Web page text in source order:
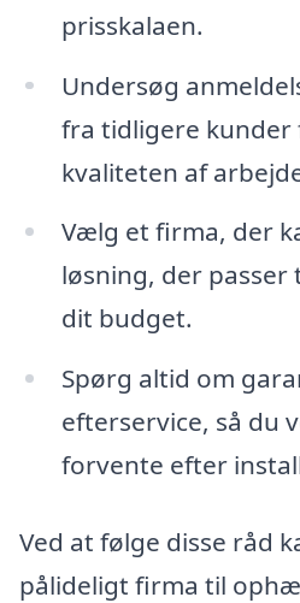
prisskalaen.
Undersøg
fra tidligere
kvaliteten af
Vælg et firma, der
løsning, der passer
dit budget.
Spørg altid om
efterservice, så du
forvente efter
Ved at følge disse råd
pålideligt firma til